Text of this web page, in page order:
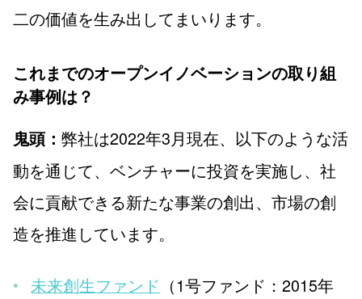
二の価値を生み出してまいります。
これまでのオープンイノベーションの取り組
み事例は？
鬼頭： 弊社は2022年3月現在、以下のような活
動を通じて、ベンチャーに投資を実施し、社
会に貢献できる新たな事業の創出、市場の創
造を推進しています。
未来創生ファンド （1号ファンド：2015年